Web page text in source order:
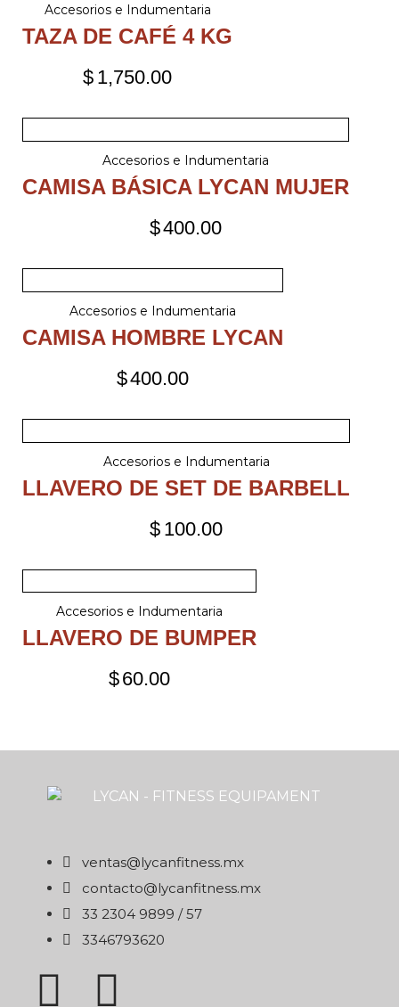
Accesorios e Indumentaria
TAZA DE CAFÉ 4 KG
$ 1,750.00
Accesorios e Indumentaria
CAMISA BÁSICA LYCAN MUJER
$400.00
Accesorios e Indumentaria
CAMISA HOMBRE LYCAN
$400.00
Accesorios e Indumentaria
LLAVERO DE SET DE BARBELL
$ 100.00
Accesorios e Indumentaria
LLAVERO DE BUMPER
$60.00
xm.ssentifnacyl@satnev
xm.ssentifnacyl@otcatnoc
75 / 9989 4032 33
0263976433